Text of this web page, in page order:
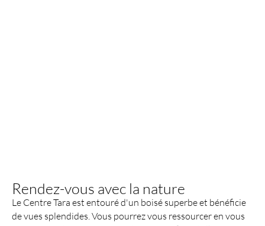
Rendez-vous avec la nature
Le Centre Tara est entouré d'un boisé superbe et bénéficie
de vues splendides. Vous pourrez vous ressourcer en vous